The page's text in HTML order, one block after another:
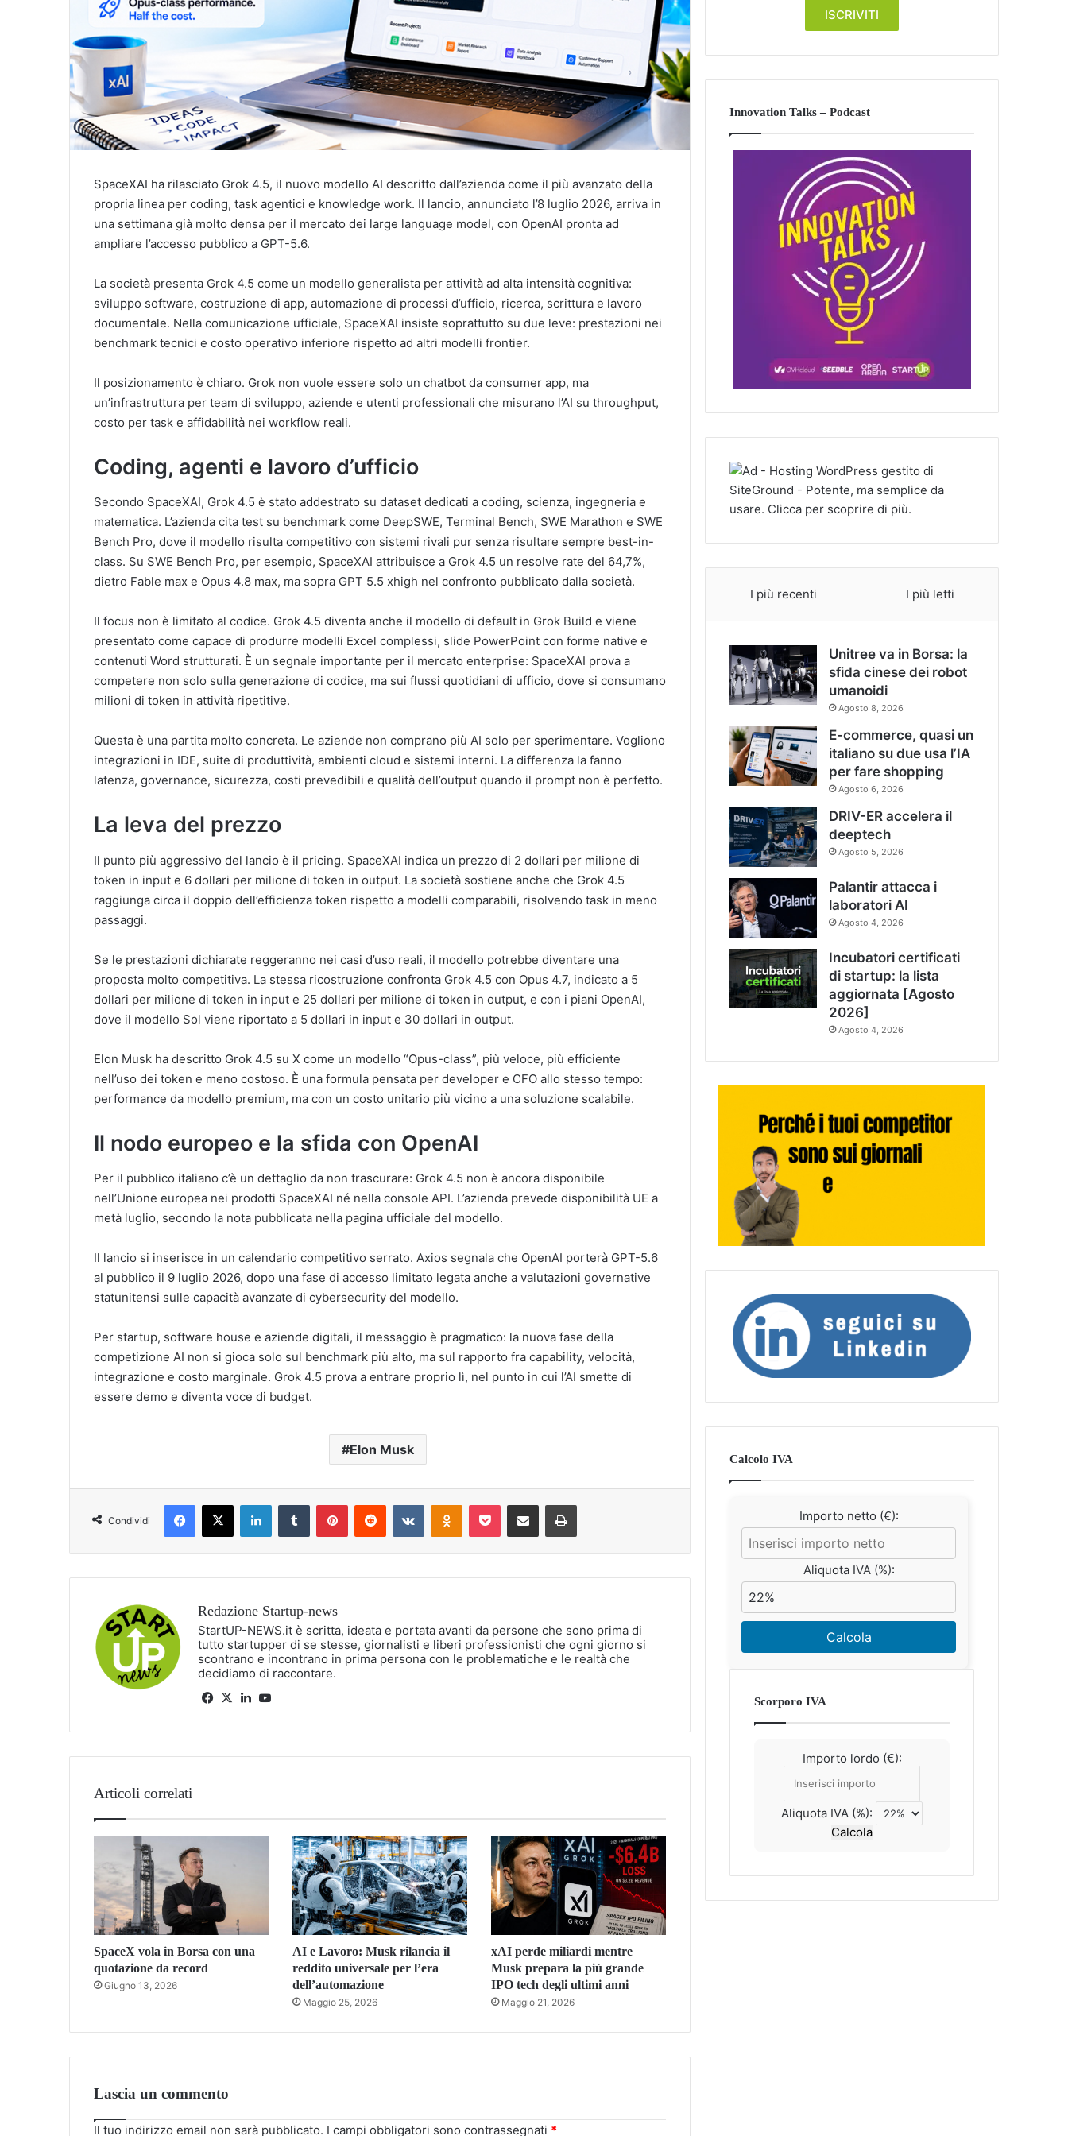
SpaceXAI ha rilasciato Grok 4.5, il nuovo modello AI descritto dall’azienda come il più avanzato della
propria linea per coding, task agentici e knowledge work. Il lancio, annunciato l’8 luglio 2026, arriva in
una settimana già molto densa per il mercato dei large language model, con OpenAI pronta ad
ampliare l’accesso pubblico a GPT-5.6.
La società presenta Grok 4.5 come un modello generalista per attività ad alta intensità cognitiva:
sviluppo software, costruzione di app, automazione di processi d’ufficio, ricerca, scrittura e lavoro
documentale. Nella comunicazione ufficiale, SpaceXAI insiste soprattutto su due leve: prestazioni nei
benchmark tecnici e costo operativo inferiore rispetto ad altri modelli frontier.
Il posizionamento è chiaro. Grok non vuole essere solo un chatbot da consumer app, ma
un’infrastruttura per team di sviluppo, aziende e utenti professionali che misurano l’AI su throughput,
costo per task e affidabilità nei workflow reali.
Coding, agenti e lavoro d’ufficio
Secondo SpaceXAI, Grok 4.5 è stato addestrato su dataset dedicati a coding, scienza, ingegneria e
matematica. L’azienda cita test su benchmark come DeepSWE, Terminal Bench, SWE Marathon e SWE
Bench Pro, dove il modello risulta competitivo con sistemi rivali pur senza risultare sempre best-in-
class. Su SWE Bench Pro, per esempio, SpaceXAI attribuisce a Grok 4.5 un resolve rate del 64,7%,
dietro Fable max e Opus 4.8 max, ma sopra GPT 5.5 xhigh nel confronto pubblicato dalla società.
Il focus non è limitato al codice. Grok 4.5 diventa anche il modello di default in Grok Build e viene
presentato come capace di produrre modelli Excel complessi, slide PowerPoint con forme native e
contenuti Word strutturati. È un segnale importante per il mercato enterprise: SpaceXAI prova a
competere non solo sulla generazione di codice, ma sui flussi quotidiani di ufficio, dove si consumano
milioni di token in attività ripetitive.
Questa è una partita molto concreta. Le aziende non comprano più AI solo per sperimentare. Vogliono
integrazioni in IDE, suite di produttività, ambienti cloud e sistemi interni. La differenza la fanno
latenza, governance, sicurezza, costi prevedibili e qualità dell’output quando il prompt non è perfetto.
La leva del prezzo
Il punto più aggressivo del lancio è il pricing. SpaceXAI indica un prezzo di 2 dollari per milione di
token in input e 6 dollari per milione di token in output. La società sostiene anche che Grok 4.5
raggiunga circa il doppio dell’efficienza token rispetto a modelli comparabili, risolvendo task in meno
passaggi.
Se le prestazioni dichiarate reggeranno nei casi d’uso reali, il modello potrebbe diventare una
proposta molto competitiva. La stessa ricostruzione confronta Grok 4.5 con Opus 4.7, indicato a 5
dollari per milione di token in input e 25 dollari per milione di token in output, e con i piani OpenAI,
dove il modello Sol viene riportato a 5 dollari in input e 30 dollari in output.
Elon Musk ha descritto Grok 4.5 su X come un modello “Opus-class”, più veloce, più efficiente
nell’uso dei token e meno costoso. È una formula pensata per developer e CFO allo stesso tempo:
performance da modello premium, ma con un costo unitario più vicino a una soluzione scalabile.
Il nodo europeo e la sfida con OpenAI
Per il pubblico italiano c’è un dettaglio da non trascurare: Grok 4.5 non è ancora disponibile
nell’Unione europea nei prodotti SpaceXAI né nella console API. L’azienda prevede disponibilità UE a
metà luglio, secondo la nota pubblicata nella pagina ufficiale del modello.
Il lancio si inserisce in un calendario competitivo serrato. Axios segnala che OpenAI porterà GPT-5.6
al pubblico il 9 luglio 2026, dopo una fase di accesso limitato legata anche a valutazioni governative
statunitensi sulle capacità avanzate di cybersecurity del modello.
Per startup, software house e aziende digitali, il messaggio è pragmatico: la nuova fase della
competizione AI non si gioca solo sul benchmark più alto, ma sul rapporto fra capability, velocità,
integrazione e costo marginale. Grok 4.5 prova a entrare proprio lì, nel punto in cui l’AI smette di
essere demo e diventa voce di budget.
Elon Musk
Condividi
Facebook
X LinkedInTumblrPinterestRedditVKontakteOdnoklassniki
PocketCondividi via Email Stampa
Redazione Startup-news
StartUP-NEWS.it è scritta, ideata e portata avanti da persone che sono prima di
tutto startupper di se stesse, giornalisti e liberi professionisti che ogni giorno si
scontrano e incontrano in prima persona con le problematiche e le realtà che
decidiamo di raccontare.
Facebook
X LinkedIn
Articoli correlati
SpaceX vola in Borsa con una
quotazione da record
Giugno 13, 2026
AI e Lavoro: Musk rilancia il
reddito universale per l’era
dell’automazione
Maggio 25, 2026
xAI perde miliardi mentre
Musk prepara la più grande
IPO tech degli ultimi anni
Maggio 21, 2026
Lascia un commento
Il tuo indirizzo email non sarà pubblicato. I campi obbligatori sono contrassegnati *
Innovation Talks – Podcast
I più recenti I più letti
Unitree va in Borsa: la
sfida cinese dei robot
umanoidi
Agosto 8, 2026
E-commerce, quasi un
italiano su due usa l’IA
per fare shopping
Agosto 6, 2026
DRIV-ER accelera il
deeptech
Agosto 5, 2026
Palantir attacca i
laboratori AI
Agosto 4, 2026
Incubatori certificati
di startup: la lista
aggiornata [Agosto
2026]
Agosto 4, 2026
Calcolo IVA
Importo netto (€):
Aliquota IVA (%):
Calcola
Scorporo IVA
Importo lordo (€):
Aliquota IVA (%):
Calcola